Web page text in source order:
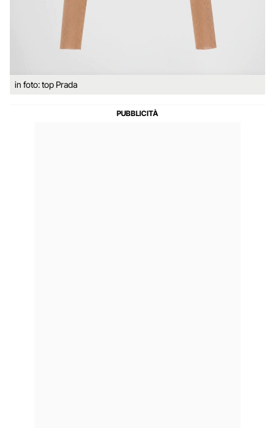
in foto: top Prada